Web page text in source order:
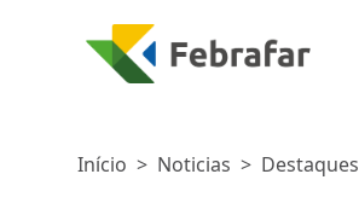
Início > Noticias > Destaques